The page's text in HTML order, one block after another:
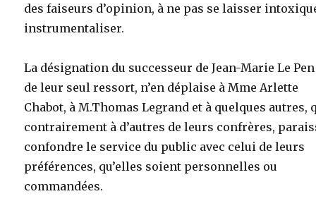
des faiseurs d’opinion, à ne pas se laisser
instrumentaliser.
La désignation du successeur de Jean-Marie Le
de leur seul ressort, n’en déplaise à Mme Arlette
Chabot, à M.Thomas Legrand et à quelques autres,
contrairement à d’autres de leurs confrères,
confondre le service du public avec celui de leurs
préférences, qu’elles soient personnelles ou
commandées.